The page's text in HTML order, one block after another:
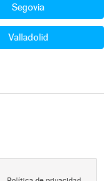
Segovia
Valladolid